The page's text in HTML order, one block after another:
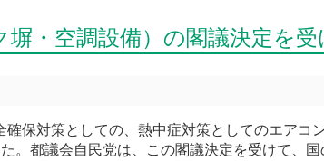
・空調設備）の閣議決定を
確保対策としての、熱中症対策としてのエア
。都議会自民党は、この閣議決定を受けて、